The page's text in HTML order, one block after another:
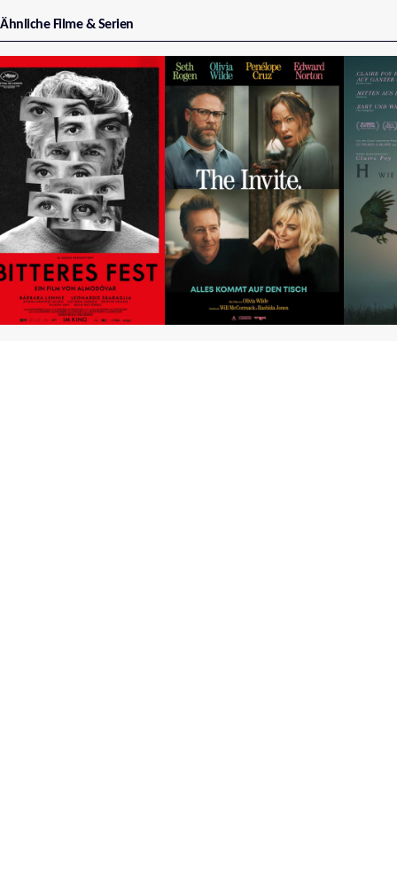
Ähnliche Filme & Serien